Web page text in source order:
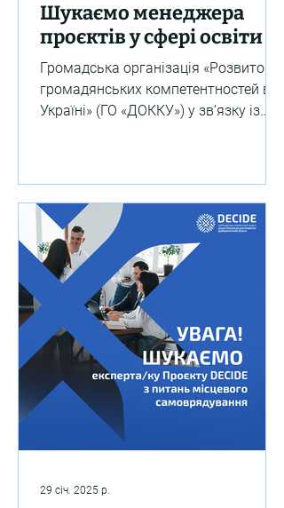
Шукаємо менеджера
проєктів у сфері освіти
Громадська організація «Розвиток
громадянських компетентностей в
Україні» (ГО «ДОККУ») у зв’язку із
29 січ. 2025 р.